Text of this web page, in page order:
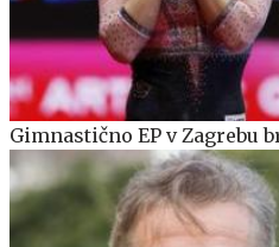
Gimnastično EP v Zagrebu